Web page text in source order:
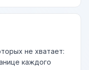
не хватает:
каждого